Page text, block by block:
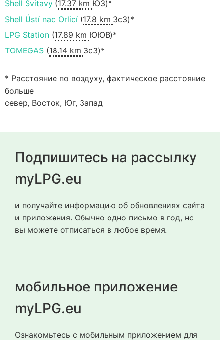
Shell Svitavy (17.37 km ЮЗ)*
Shell Ústí nad Orlicí (17.8 km ЗсЗ)*
LPG Station (17.89 km ЮЮВ)*
TOMEGAS (18.14 km ЗсЗ)*
* Расстояние по воздуху, фактическое расстояние
больше
север, Восток, Юг, Запад
Подпишитесь на рассылку
myLPG.eu
и получайте информацию об обновлениях сайта
и приложения. Обычно одно письмо в год, но
вы можете отписаться в любое время.
мобильное приложение
myLPG.eu
Ознакомьтесь с мобильным приложением для